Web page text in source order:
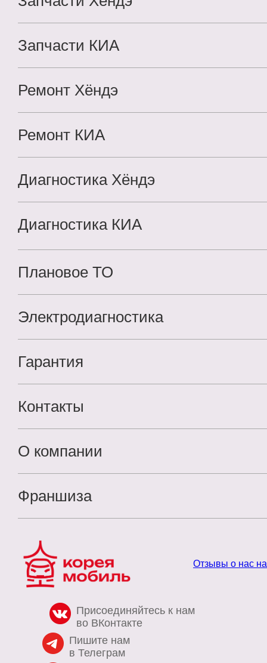
Отзывы о нас
Плановое ТО
Электродиагностика
Гарантия
Контакты
О компании
Франшиза
Присоединяйтесь к нам
во ВКонтакте
Пишите нам
в Телеграм
Запчасти КИА
Ремонт Хёндэ
Ремонт КИА
Диагностика Хёндэ
Диагностика КИА
ЗАПИСЬ НА СЕРВИС
Все поля обязательны для заполнения.
«Запись на сервис», вы подтверждаете,